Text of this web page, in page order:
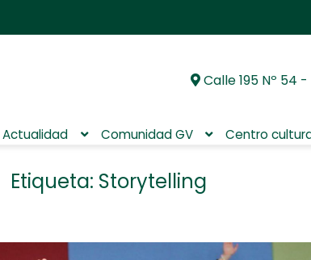
la
contenido
Calle 195 Nº 54
Actualidad Comunidad GV Centro
Etiqueta: Storytelling